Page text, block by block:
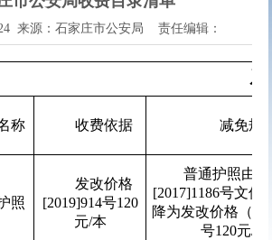
24来源：石家庄市公安局 责任编辑：
称 收费依据 减免规
照
发改价格
[2019]914号120
元/本
普通护照由
[2017]1186号文件
降为发改价格（
号120元/本